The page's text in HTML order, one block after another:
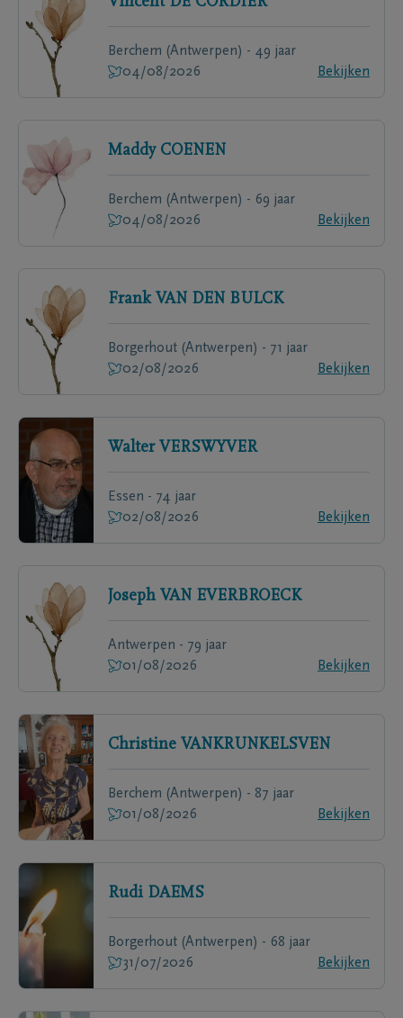
Berchem (Antwerpen) - 49 jaar
04/08/2026
Bekijken
Maddy COENEN
Berchem (Antwerpen) - 69 jaar
04/08/2026
Bekijken
Frank VAN DEN BULCK
Borgerhout (Antwerpen) - 71 jaar
02/08/2026
Bekijken
Walter VERSWYVER
Essen - 74 jaar
02/08/2026
Bekijken
Joseph VAN EVERBROECK
Antwerpen - 79 jaar
01/08/2026
Bekijken
Christine VANKRUNKELSVEN
Berchem (Antwerpen) - 87 jaar
01/08/2026
Bekijken
Rudi DAEMS
Borgerhout (Antwerpen) - 68 jaar
31/07/2026
Bekijken